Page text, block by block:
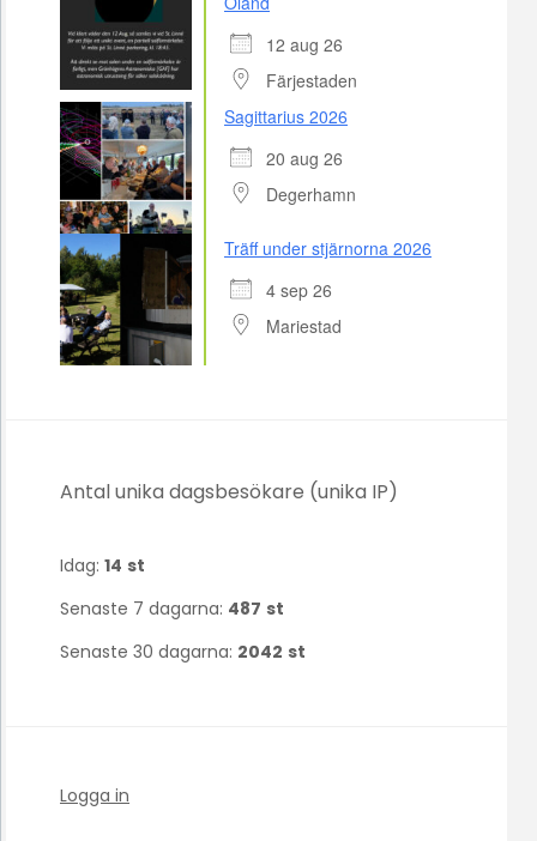
12 aug 26
Färjestaden
Sagittarius 2026
20 aug 26
Degerhamn
Träff under stjärnorna 2026
4 sep 26
Mariestad
Antal unika dagsbesökare (unika IP)
Idag: 14 st
Senaste 7 dagarna: 487 st
Senaste 30 dagarna: 2042 st
Logga in